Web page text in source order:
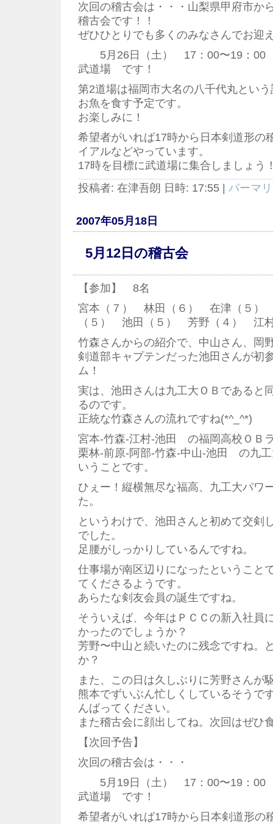
次回の稽古会は・・・山梨県甲府市か
稽古会です！！
ぜひひとりでも多くのみなさんでお
5月26日（土） 17：00〜19：
武道場 です！
第2道場は福岡市大名の八千代丸とい
お魚を食す予定です。
お楽しみに！
希望者がいれば17時から日本剣道形の
イアルなどやっています。
17時を目標に武道場に集合しましょう
投稿者: 在津吾朗 日時: 17:55
パーマ
2007年05月18日
5月12日の稽古会
【参加】 8名
宮本（７） 林田（６） 在津（５
（５） 池田（５） 芳野（４） 江
竹森さんからの紹介で、中山さん、岡
剣道部キャプテンだった池田さんが初
ム！
実は、池田さんは九工大ＯＢであると
るのです。
正統な竹森さんの流れですね(*^_^*)
宮本-竹森-江村-池田 の福岡高校ＯＢ
栗林-前原-阿部-竹森-中山-池田 の九
いうことです。
ひぇー！縦横無尽な福高、九工大パワ
た。
というわけで、池田さんと初めて交剣
でした。
足腰がしっかりしているんですね。
仕事場が南区辺りになったということ
てくださるようです。
あらたな剣友会員の誕生ですね。
そういえば、今年はＰＣＣの新入社員
かったのでしょうか？
芳野〜中山と続いたのに残念ですね。
か？
また、この日は久しぶりに芳野さんが
熊本でずいぶん忙しくしているそうで
んばってください。
また稽古会に顔出してね。次回はぜひ
【次回予告】
次回の稽古会は・・・
5月19日（土） 17：00〜19：
武道場 です！
希望者がいれば17時から日本剣道形の